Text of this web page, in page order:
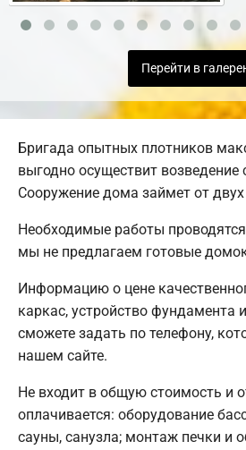
Перейти в
Бригада опытных плотников
выгодно осуществит
Сооружение дома займет от двух
Необходимые работы
мы не предлагаем готовые
Информацию о цене
каркас, устройство фундамента
сможете задать по телефону,
нашем сайте.
Не входит в общую стоимость и
оплачивается: оборудование
сауны, санузла; монтаж печки и